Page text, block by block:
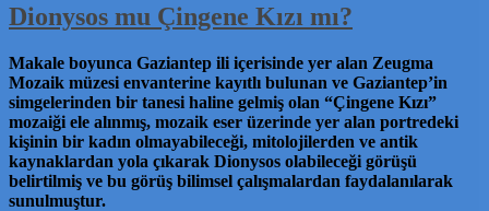
Dionysos mu Çingene Kızı mı?
Makale boyunca Gaziantep ili içerisinde yer alan Zeugma
Mozaik müzesi envanterine kayıtlı bulunan ve Gaziantep’in
simgelerinden bir tanesi haline gelmiş olan “Çingene Kızı”
mozaiği ele alınmış, mozaik eser üzerinde yer alan portredeki
kişinin bir kadın olmayabileceği, mitolojilerden ve antik
kaynaklardan yola çıkarak Dionysos olabileceği görüşü
belirtilmiş ve bu görüş bilimsel çalışmalardan faydalanılarak
sunulmuştur.